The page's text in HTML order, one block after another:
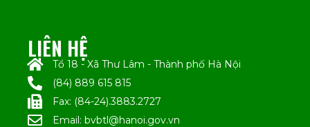
LIÊN HỆ
Tổ 18 - Xã Thư Lâm - Thành phố Hà Nội
(84) 889 615 815
Fax: (84-24).3883.2727
Email: bvbtl@hanoi.gov.vn